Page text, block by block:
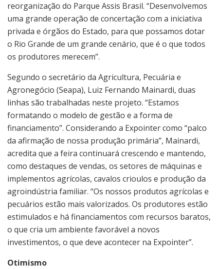
reorganização do Parque Assis Brasil. “Desenvolvemos
uma grande operação de concertação com a iniciativa
privada e órgãos do Estado, para que possamos dotar
o Rio Grande de um grande cenário, que é o que todos
os produtores merecem”.
Segundo o secretário da Agricultura, Pecuária e
Agronegócio (Seapa), Luiz Fernando Mainardi, duas
linhas são trabalhadas neste projeto. “Estamos
formatando o modelo de gestão e a forma de
financiamento”. Considerando a Expointer como “palco
da afirmação de nossa produção primária”, Mainardi,
acredita que a feira continuará crescendo e mantendo,
como destaques de vendas, os setores de máquinas e
implementos agrícolas, cavalos crioulos e produção da
agroindústria familiar. “Os nossos produtos agrícolas e
pecuários estão mais valorizados. Os produtores estão
estimulados e há financiamentos com recursos baratos,
o que cria um ambiente favorável a novos
investimentos, o que deve acontecer na Expointer”.
Otimismo